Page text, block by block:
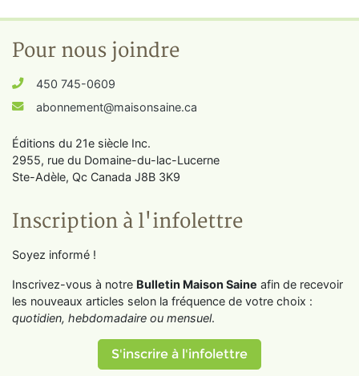
Pour nous joindre
450 745-0609
abonnement@maisonsaine.ca
Éditions du 21e siècle Inc.
2955, rue du Domaine-du-lac-Lucerne
Ste-Adèle, Qc Canada J8B 3K9
Inscription à l'infolettre
Soyez informé !
Inscrivez-vous à notre Bulletin Maison Saine afin de recevoir
les nouveaux articles selon la fréquence de votre choix :
quotidien, hebdomadaire ou mensuel.
S'inscrire à l'infolettre